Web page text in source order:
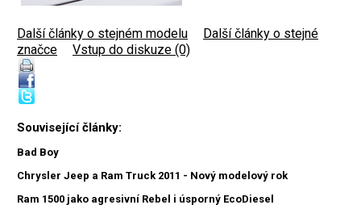
Další články o stejném modelu
Další články o stejné
značce
Vstup do diskuze (0)
Související články:
Bad Boy
Chrysler Jeep a Ram Truck 2011 - Nový modelový rok
Ram 1500 jako agresivní Rebel i úsporný EcoDiesel